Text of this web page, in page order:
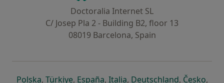
Doctoralia Internet SL
C/ Josep Pla 2 - Building B2, floor 13
08019 Barcelona, Spain
Polskaabre num novo separador
, Türkiyeabre num novo separador
, Españaabre num novo separador
, Italiaabre num novo
, Deutschlandabre num
, Česko,